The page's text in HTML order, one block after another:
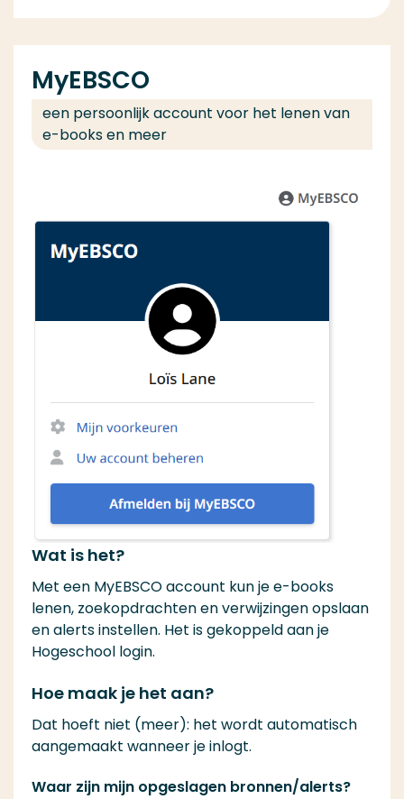
MyEBSCO
een persoonlijk account voor het lenen van
e-books en meer
Wat is het?
Met een MyEBSCO account kun je e-books
lenen, zoekopdrachten en verwijzingen opslaan
en alerts instellen. Het is gekoppeld aan je
Hogeschool login.
Hoe maak je het aan?
Dat hoeft niet (meer): het wordt automatisch
aangemaakt wanneer je inlogt.
Waar zijn mijn opgeslagen bronnen/alerts?